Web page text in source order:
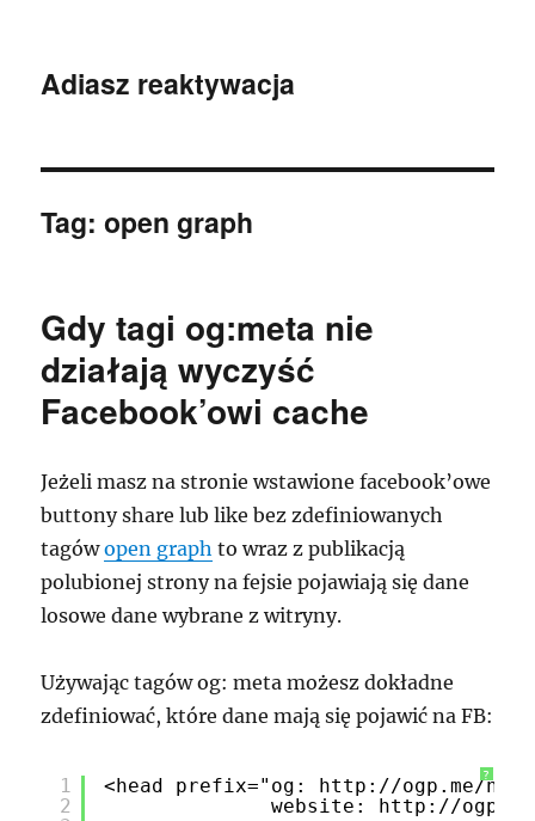
Adiasz reaktywacja
Tag:open graph
Gdy tagi og:meta nie
działają wyczyść
Facebook’owi cache
Jeżeli masz na stronie wstawione facebook’owe
buttony share lub like bez zdefiniowanych
tagówopen graph to wraz z publikacją
polubionej strony na fejsie pojawiają się dane
losowe dane wybrane z witryny.
Używając tagów og: meta możesz dokładne
zdefiniować, które dane mają się pojawić na FB:
?
1
2
<head prefix="og: http://ogp.me/ns#
website: http://